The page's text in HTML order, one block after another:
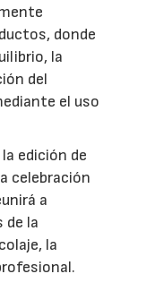
donde
la
del
el uso
edición de
celebración
a
de la
la